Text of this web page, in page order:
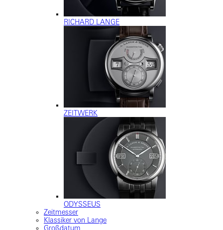
RICHARD LANGE
ZEITWERK
ODYSSEUS
Zeitmesser
Klassiker von Lange
Großdatum